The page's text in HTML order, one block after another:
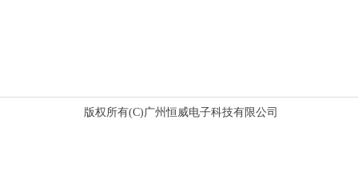
版权所有(C)广州恒威电子科技有限公司